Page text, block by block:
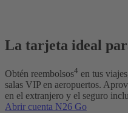
La tarjeta ideal
Obtén reembolsos4 en tus
salas VIP en aeropuertos.
en el extranjero y el seguro
Abrir cuenta N26 Go